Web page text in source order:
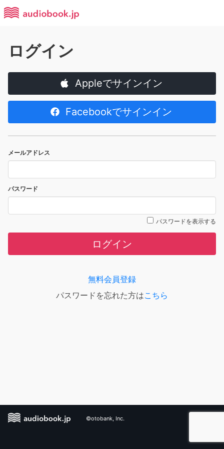
ログイン
Appleでサインイン
Facebookでサインイン
メールアドレス
パスワード
パスワードを表示する
ログイン
無料会員登録
パスワードを忘れた方はこちら
©otobank, Inc.